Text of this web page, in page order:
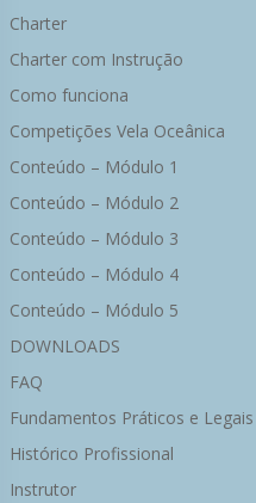
Charter
Charter com Instrução
Como funciona
Competições Vela Oceânica
Conteúdo – Módulo 1
Conteúdo – Módulo 2
Conteúdo – Módulo 3
Conteúdo – Módulo 4
Conteúdo – Módulo 5
DOWNLOADS
FAQ
Fundamentos Práticos e Legais
Histórico Profissional
Instrutor